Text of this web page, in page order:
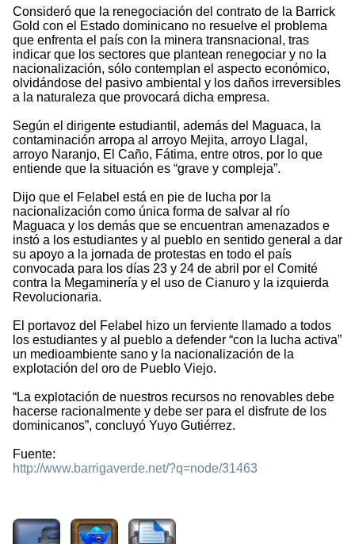
Consideró que la renegociación del contrato de la Barrick
Gold con el Estado dominicano no resuelve el problema
que enfrenta el país con la minera transnacional, tras
indicar que los sectores que plantean renegociar y no la
nacionalización, sólo contemplan el aspecto económico,
olvidándose del pasivo ambiental y los daños irreversibles
a la naturaleza que provocará dicha empresa.
Según el dirigente estudiantil, además del Maguaca, la
contaminación arropa al arroyo Mejita, arroyo Llagal,
arroyo Naranjo, El Caño, Fátima, entre otros, por lo que
entiende que la situación es “grave y compleja”.
Dijo que el Felabel está en pie de lucha por la
nacionalización como única forma de salvar al río
Maguaca y los demás que se encuentran amenazados e
instó a los estudiantes y al pueblo en sentido general a dar
su apoyo a la jornada de protestas en todo el país
convocada para los días 23 y 24 de abril por el Comité
contra la Megaminería y el uso de Cianuro y la izquierda
Revolucionaria.
El portavoz del Felabel hizo un ferviente llamado a todos
los estudiantes y al pueblo a defender “con la lucha activa”
un medioambiente sano y la nacionalización de la
explotación del oro de Pueblo Viejo.
“La explotación de nuestros recursos no renovables debe
hacerse racionalmente y debe ser para el disfrute de los
dominicanos”, concluyó Yuyo Gutiérrez.
Fuente:
http://www.barrigaverde.net/?q=node/31463